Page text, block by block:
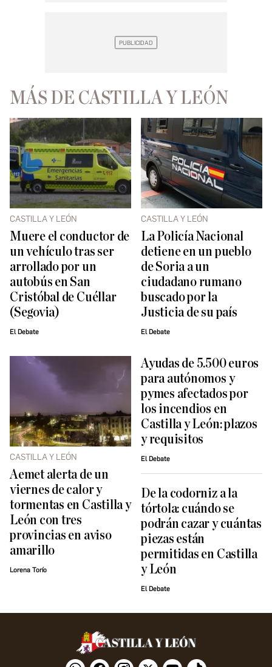
MÁS DE CASTILLA Y LEÓN
CASTILLA Y LEÓN
Muere el conductor de
un vehículo tras ser
arrollado por un
autobús en San
Cristóbal de Cuéllar
(Segovia)
El Debate
CASTILLA Y LEÓN
La Policía Nacional
detiene en un pueblo
de Soria a un
ciudadano rumano
buscado por la
Justicia de su país
El Debate
CASTILLA Y LEÓN
Aemet alerta de un
viernes de calor y
tormentas en Castilla y
León con tres
provincias en aviso
amarillo
Lorena Torío
Ayudas de 5.500 euros
para autónomos y
pymes afectados por
los incendios en
Castilla y León: plazos
y requisitos
El Debate
De la codorniz a la
tórtola: cuándo se
podrán cazar y cuántas
piezas están
permitidas en Castilla
y León
El Debate